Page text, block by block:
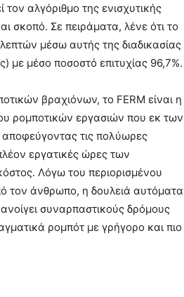
τον αλγόριθμο της ενισχυτικής
σκοπό. Σε πειράματα, λένε ότι το
μέσω αυτής της διαδικασίας
με μέσο ποσοστό επιτυχίας 96,7%.
βραχιόνων, το FERM είναι η
ρομποτικών εργασιών που εκ των
τις πολύωρες
εργατικές ώρες των
Λόγω του περιορισμένου
τον άνθρωπο, η δουλειά αυτόματα
συναρπαστικούς δρόμους
ρομπότ με γρήγορο και πιο